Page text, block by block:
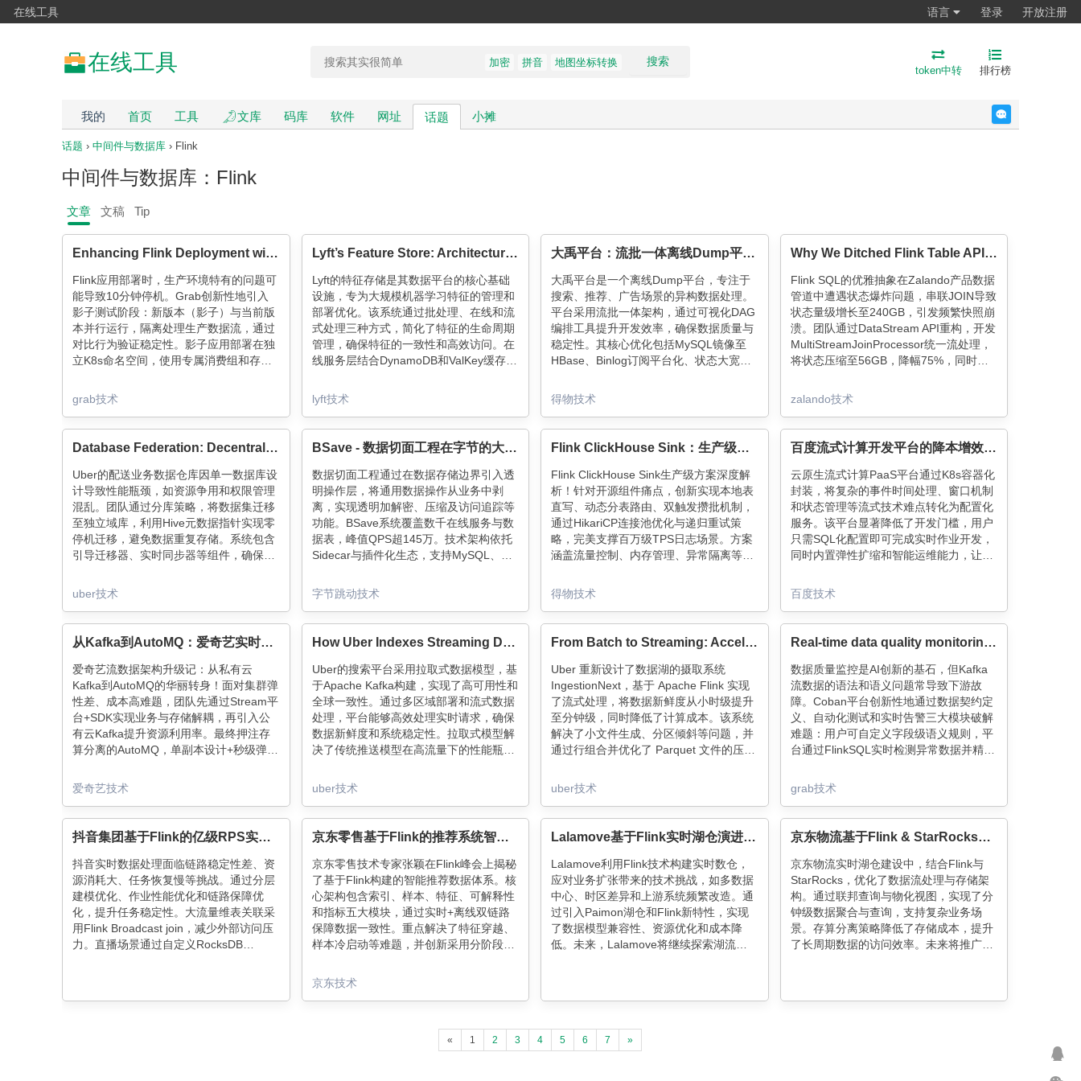
在线工具 语言 登录 开放注册
在线工具 搜索
加密 拼音 地图坐标转换
token中转 排行榜
我的 首页 工具 文库 码库 软件 网址 话题 小摊
话题 › 中间件与数据库 › Flink
中间件与数据库：Flink
文章 文稿 Tip
Enhancing Flink Deployment with Shadow Testing
Flink应用部署时，生产环境特有的问题可
能导致10分钟停机。Grab创新性地引入
影子测试阶段：新版本（影子）与当前版
本并行运行，隔离处理生产数据流，通过
对比行为验证稳定性。影子应用部署在独
立K8s命名空间，使用专属消费组和存储
用。该方案无缝集成现有流程，支持
Kafka/CDC/S3等连接器动态配置，显著
支持，持续提升实时应用可靠性。
grab技术
Lyft’s Feature Store: Architecture, Optimization, and Evolution
Lyft的特征存储是其数据平台的核心基础
设施，专为大规模机器学习特征的管理和
部署优化。该系统通过批处理、在线和流
式处理三种方式，简化了特征的生命周期
管理，确保特征的一致性和高效访问。在
线服务层结合DynamoDB和ValKey缓存，
现、版本控制和数据质量管理，显著提升
了ML模型的开发效率和用户体验。
lyft技术
大禹平台：流批一体离线Dump平台的设计与应用
大禹平台是一个离线Dump平台，专注于
搜索、推荐、广告场景的异构数据处理。
平台采用流批一体架构，通过可视化DAG
编排工具提升开发效率，确保数据质量与
稳定性。其核心优化包括MySQL镜像至
HBase、Binlog订阅平台化、状态大宽表
显著加速数据处理与Dump流程。未来将
持续增强算子体系与性能优化，深化与索
得物技术
Why We Ditched Flink Table API Joins: Cutting State by 75% with DataStream Unions
Flink SQL的优雅抽象在Zalando产品数据
管道中遭遇状态爆炸问题，串联JOIN导致
状态量级增长至240GB，引发频繁快照崩
溃。团队通过DataStream API重构，开发
MultiStreamJoinProcessor统一流处理，
将状态压缩至56GB，降幅75%，同时快
态管理虽牺牲SQL便捷性，但换来系统稳
定性和13%成本优化，为高吞吐场景提供
zalando技术
Database Federation: Decentralized and ACL-Compliant Hive™ Databases
Uber的配送业务数据仓库因单一数据库设
计导致性能瓶颈，如资源争用和权限管理
混乱。团队通过分库策略，将数据集迁移
至独立域库，利用Hive元数据指针实现零
停机迁移，避免数据重复存储。系统包含
引导迁移器、实时同步器等组件，确保数
数据集，节省PB级存储，提升资源管理效
uber技术
BSave - 数据切面工程在字节的大规模实践
数据切面工程通过在数据存储边界引入透
明操作层，将通用数据操作从业务中剥
离，实现透明加解密、压缩及访问追踪等
功能。BSave系统覆盖数千在线服务与数
据表，峰值QPS超145万。技术架构依托
Sidecar与插件化生态，支持MySQL、
治理效率与安全性。未来将探索AI驱动的
智能数据访问与统一语义层。
字节跳动技术
Flink ClickHouse Sink：生产级高可用写入方案
Flink ClickHouse Sink生产级方案深度解
析！针对开源组件痛点，创新实现本地表
直写、动态分表路由、双触发攒批机制，
通过HikariCP连接池优化与递归重试策
略，完美支撑百万级TPS日志场景。方案
涵盖流量控制、内存管理、异常隔离等核
为实时数仓提供高可靠写入能力。技术亮
点层层拆解，最佳实践一目了然！
得物技术
百度流式计算开发平台的降本增效之路
云原生流式计算PaaS平台通过K8s容器化
封装，将复杂的事件时间处理、窗口机制
和状态管理等流式技术难点转化为配置化
服务。该平台显著降低了开发门槛，用户
只需SQL化配置即可完成实时作业开发，
同时内置弹性扩缩和智能运维能力，让资
务中实现分钟级迭代，未来将向
Serverless方向演进，让实时计算更普
百度技术
从Kafka到AutoMQ：爱奇艺实时流数据架构演进
爱奇艺流数据架构升级记：从私有云
Kafka到AutoMQ的华丽转身！面对集群弹
性差、成本高难题，团队先通过Stream平
台+SDK实现业务与存储解耦，再引入公
有云Kafka提升资源利用率。最终押注存
算分离的AutoMQ，单副本设计+秒级弹性
端，未来还要继续扩大AutoMQ版图
~（138字）
爱奇艺技术
How Uber Indexes Streaming Data with Pull-Based Ingestion in OpenSearch™
Uber的搜索平台采用拉取式数据模型，基
于Apache Kafka构建，实现了高可用性和
全球一致性。通过多区域部署和流式数据
处理，平台能够高效处理实时请求，确保
数据新鲜度和系统稳定性。拉取式模型解
决了传统推送模型在高流量下的性能瓶
还将这一模型贡献给OpenSearch项目，
推动了开源社区的发展。
uber技术
From Batch to Streaming: Accelerating Data Freshness in Uber’s Data Lake
Uber 重新设计了数据湖的摄取系统
IngestionNext，基于 Apache Flink 实现
了流式处理，将数据新鲜度从小时级提升
至分钟级，同时降低了计算成本。该系统
解决了小文件生成、分区倾斜等问题，并
通过行组合并优化了 Parquet 文件的压缩
自动化管理，确保在故障时数据不丢失。
未来，Uber 计划进一步扩展实时数据处
析。
uber技术
Real-time data quality monitoring: Kafka stream contracts with syntactic and semantic test
数据质量监控是AI创新的基石，但Kafka
流数据的语法和语义问题常导致下游故
障。Coban平台创新性地通过数据契约定
义、自动化测试和实时告警三大模块破解
难题：用户可自定义字段级语义规则，平
台通过FlinkSQL实时检测异常数据并精准
则降低配置门槛。上线后已守护100+关键
数据流，实现秒级问题拦截。未来将拓展
的数据质量防护网。
grab技术
抖音集团基于Flink的亿级RPS实时计算优化实践
抖音实时数据处理面临链路稳定性差、资
源消耗大、任务恢复慢等挑战。通过分层
建模优化、作业性能优化和链路保障优
化，提升任务稳定性。大流量维表关联采
用Flink Broadcast join，减少外部访问压
力。直播场景通过自定义RocksDB
京东零售基于Flink的推荐系统智能数据体系
京东零售技术专家张颖在Flink峰会上揭秘
了基于Flink构建的智能推荐数据体系。核
心架构包含索引、样本、特征、可解释性
和指标五大模块，通过实时+离线双链路
保障数据一致性。重点解决了特征穿越、
样本冷启动等难题，并创新采用分阶段窗
模块能精准追踪推荐全链路决策过程，为
效果优化提供数据支撑。整个体系日均处
京东技术
Lalamove基于Flink实时湖仓演进之路
Lalamove利用Flink技术构建实时数仓，
应对业务扩张带来的技术挑战，如多数据
中心、时区差异和上游系统频繁改造。通
过引入Paimon湖仓和Flink新特性，实现
了数据模型兼容性、资源优化和成本降
低。未来，Lalamove将继续探索湖流融
京东物流基于Flink & StarRocks的湖仓建设实践
京东物流实时湖仓建设中，结合Flink与
StarRocks，优化了数据流处理与存储架
构。通过联邦查询与物化视图，实现了分
钟级数据聚合与查询，支持复杂业务场
景。存算分离策略降低了存储成本，提升
了长周期数据的访问效率。未来将推广长
« 1 2 3 4 5 6 7 »